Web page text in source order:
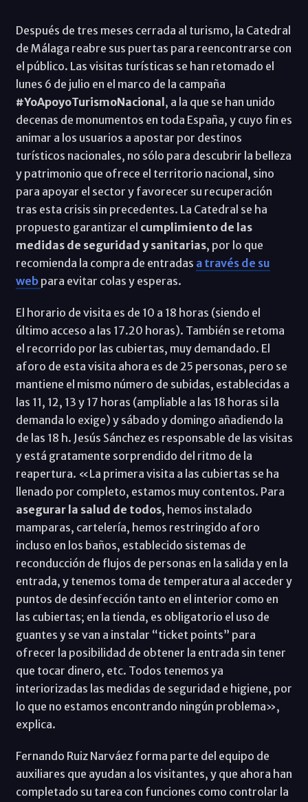
Después de tres meses cerrada al turismo, la Catedral
de Málaga reabre sus puertas para reencontrarse con
el público. Las visitas turísticas se han retomado el
lunes 6 de julio en el marco de la campaña
#YoApoyoTurismoNacional , a la que se han unido
decenas de monumentos en toda España, y cuyo fin es
animar a los usuarios a apostar por destinos
turísticos nacionales, no sólo para descubrir la belleza
y patrimonio que ofrece el territorio nacional, sino
para apoyar el sector y favorecer su recuperación
tras esta crisis sin precedentes. La Catedral se ha
propuesto garantizar el cumplimiento de las
medidas de seguridad y sanitarias, por lo que
recomienda la compra de entradas a través de su
web para evitar colas y esperas.
El horario de visita es de 10 a 18 horas (siendo el
último acceso a las 17.20 horas). También se retoma
el recorrido por las cubiertas, muy demandado. El
aforo de esta visita ahora es de 25 personas, pero se
mantiene el mismo número de subidas, establecidas a
las 11, 12, 13 y 17 horas (ampliable a las 18 horas si la
demanda lo exige) y sábado y domingo añadiendo la
de las 18 h. Jesús Sánchez es responsable de las visitas
y está gratamente sorprendido del ritmo de la
reapertura. «La primera visita a las cubiertas se ha
llenado por completo, estamos muy contentos. Para
asegurar la salud de todos, hemos instalado
mamparas, cartelería, hemos restringido aforo
incluso en los baños, establecido sistemas de
reconducción de flujos de personas en la salida y en la
entrada, y tenemos toma de temperatura al acceder y
puntos de desinfección tanto en el interior como en
las cubiertas; en la tienda, es obligatorio el uso de
guantes y se van a instalar “ticket points” para
ofrecer la posibilidad de obtener la entrada sin tener
que tocar dinero, etc. Todos tenemos ya
interiorizadas las medidas de seguridad e higiene, por
lo que no estamos encontrando ningún problema»,
explica.
Fernando Ruiz Narváez forma parte del equipo de
auxiliares que ayudan a los visitantes, y que ahora han
completado su tarea con funciones como controlar la